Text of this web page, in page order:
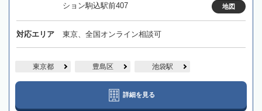
ション駒込駅前407
地図
対応エリア 東京、全国オンライン相談可
東京都 豊島区 池袋駅
詳細を見る